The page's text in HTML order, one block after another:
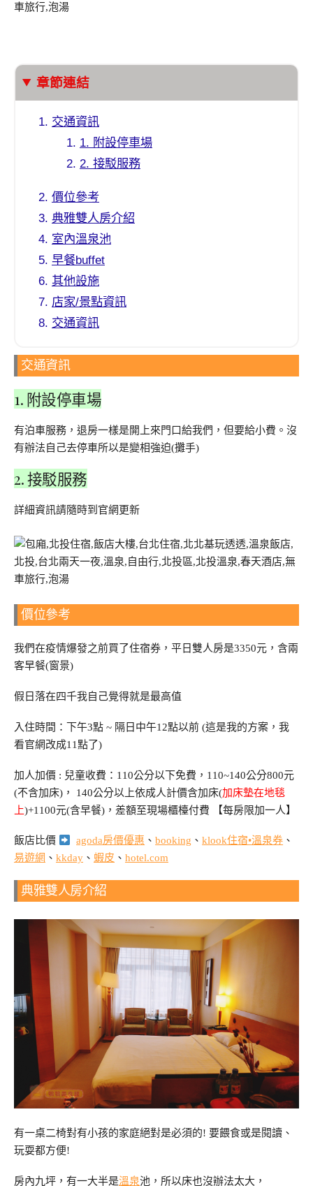
章節連結
交通資訊
1. 附設停車場
2. 接駁服務
價位參考
典雅雙人房介紹
室內溫泉池
早餐buffet
其他設施
店家/景點資訊
交通資訊
交通資訊
1. 附設停車場
有泊車服務，退房一樣是開上來門口給我們，但要給小費。沒
有辦法自己去停車所以是變相強迫(攤手)
2. 接駁服務
詳細資訊請隨時到官網更新
價位參考
我們在疫情爆發之前買了住宿券，平日雙人房是3350元，含兩
客早餐(窗景)
假日落在四千我自己覺得就是最高值
入住時間：下午3點 ~ 隔日中午12點以前 (這是我的方案，我
看官網改成11點了)
加人加價 : 兒童收費：110公分以下免費，110~140公分800元
(不含加床)， 140公分以上依成人計價含加床(加床墊在地毯
上)+1100元(含早餐)，差額至現場櫃檯付費 【每房限加一人】
飯店比價 agoda房價優惠 、booking 、klook住宿•溫泉券 、
易遊網 、 kkday 、 蝦皮 、 hotel.com
典雅雙人房介紹
有一桌二椅對有小孩的家庭絕對是必須的! 要餵食或是閱讀、
玩耍都方便!
房內九坪，有一大半是溫泉池，所以床也沒辦法太大，